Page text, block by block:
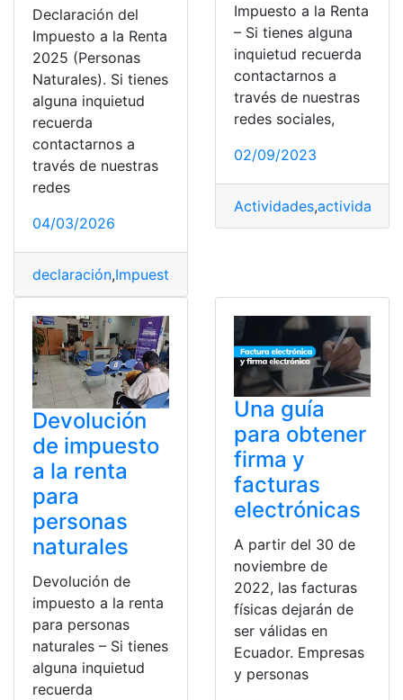
Declaración del
Impuesto a la Renta
2025 (Personas
Naturales). Si tienes
alguna inquietud
recuerda
contactarnos a
través de nuestras
redes
04/03/2026
declaración,Impuesto
Impuesto a la Renta
– Si tienes alguna
inquietud recuerda
contactarnos a
través de nuestras
redes sociales,
02/09/2023
Actividades,actividades
Devolución
de impuesto
a la renta
para
personas
naturales
Devolución de
impuesto a la renta
para personas
naturales – Si tienes
alguna inquietud
recuerda
Una guía
para obtener
firma y
facturas
electrónicas
A partir del 30 de
noviembre de
2022, las facturas
físicas dejarán de
ser válidas en
Ecuador. Empresas
y personas